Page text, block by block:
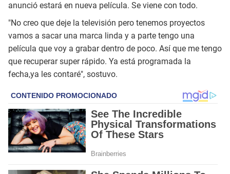
anunció estará en nueva película. Se viene con todo.
"No creo que deje la televisión pero tenemos proyectos
vamos a sacar una marca linda y a parte tengo una
película que voy a grabar dentro de poco. Así que me tengo
que recuperar super rápido. Ya está programada la
fecha,ya les contaré", sostuvo.